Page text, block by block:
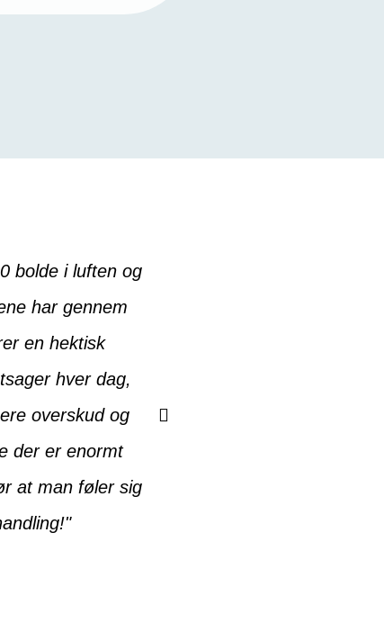
bolde i luften og
har gennem
en hektisk
hver dag,
overskud og
der er enormt
at man føler sig